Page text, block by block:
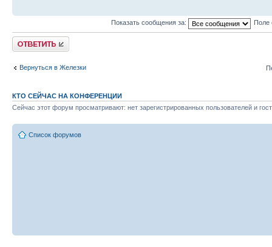
Показать сообщения за: Поле
Ответить
Вернуться в Железки
КТО СЕЙЧАС НА КОНФЕРЕНЦИИ
Сейчас этот форум просматривают: нет зарегистрированных пользователей и
Список форумов